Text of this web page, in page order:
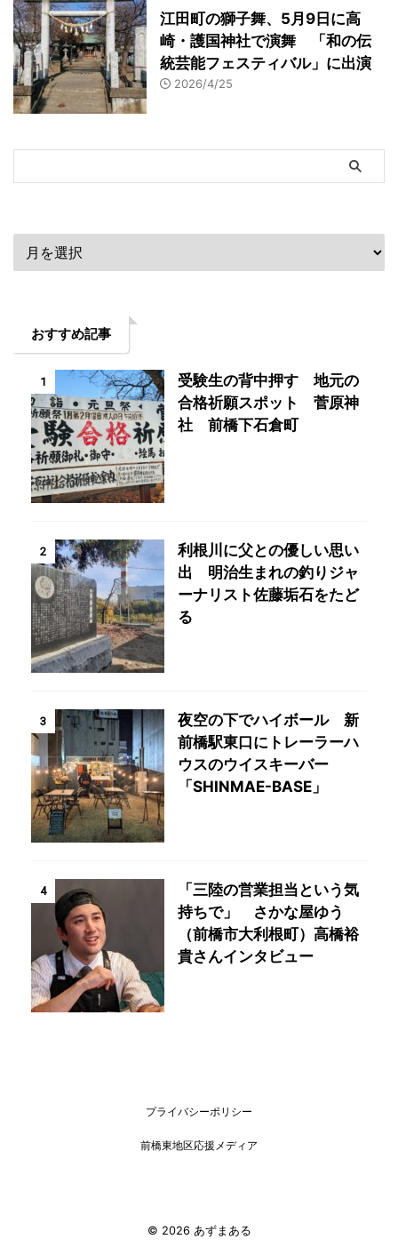
江田町の獅子舞、5月9日に高
崎・護国神社で演舞 「和の伝
統芸能フェスティバル」に出演
2026/4/25
おすすめ記事
1
受験生の背中押す 地元の
合格祈願スポット 菅原神
社 前橋下石倉町
2
利根川に父との優しい思い
出 明治生まれの釣りジャ
ーナリスト佐藤垢石をたど
る
3
夜空の下でハイボール 新
前橋駅東口にトレーラーハ
ウスのウイスキーバー
「SHINMAE-BASE」
4
「三陸の営業担当という気
持ちで」 さかな屋ゆう
（前橋市大利根町）高橋裕
貴さんインタビュー
プライバシーポリシー
前橋東地区応援メディア
© 2026 あずまある